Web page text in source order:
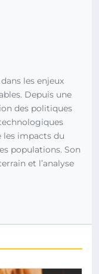
les enjeux
Depuis une
des politiques
les impacts du
populations. Son
et l’analyse